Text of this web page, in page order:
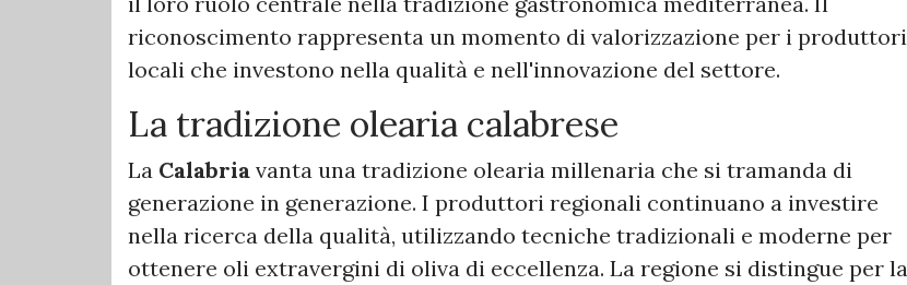
riconoscimento rappresenta un momento di valorizzazione per i produttori
locali che investono nella qualità e nell'innovazione del settore.
La tradizione olearia calabrese
La Calabria vanta una tradizione olearia millenaria che si tramanda di
generazione in generazione. I produttori regionali continuano a investire
nella ricerca della qualità, utilizzando tecniche tradizionali e moderne per
ottenere oli extravergini di oliva di eccellenza. La regione si distingue per la